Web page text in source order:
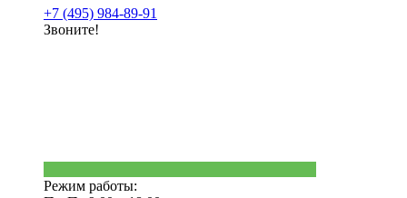
+7 (495) 984-89-91
Звоните!
Режим работы: